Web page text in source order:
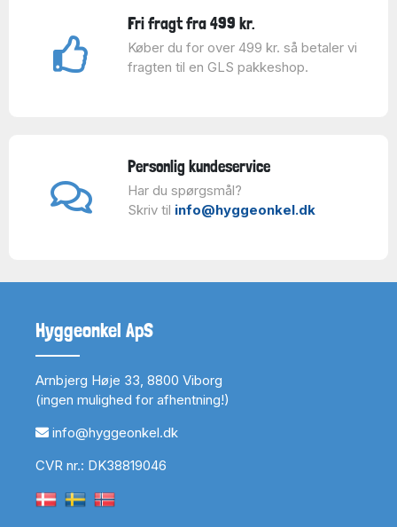
Fri fragt fra 499 kr.
Køber du for over 499 kr. så betaler vi
fragten til en GLS pakkeshop.
Personlig kundeservice
Har du spørgsmål?
Skriv til info@hyggeonkel.dk
Hyggeonkel ApS
Arnbjerg Høje 33, 8800 Viborg
(ingen mulighed for afhentning!)
info@hyggeonkel.dk
CVR nr.: DK38819046